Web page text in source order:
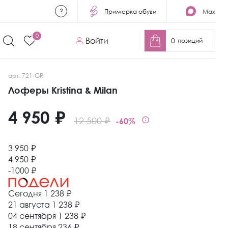
Примерка обуви Max
0
Войти 0 позиций
арт. 721-GR
Лоферы Kristina & Milan
12 500 ₽ -60%
4 950 ₽
3 950 ₽
4 950 ₽
-1000 ₽
Сегодня 1 238 ₽
21 августа 1 238 ₽
04 сентября 1 238 ₽